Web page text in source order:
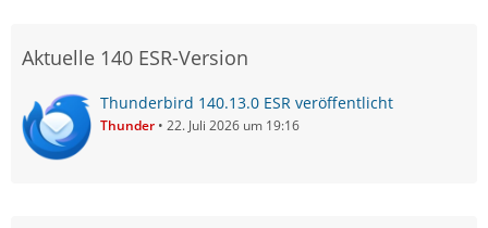
Aktuelle 140 ESR-Version
Thunderbird 140.13.0 ESR veröffentlicht
Thunder 22. Juli 2026 um 19:16